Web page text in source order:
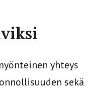
yhteys
sekä